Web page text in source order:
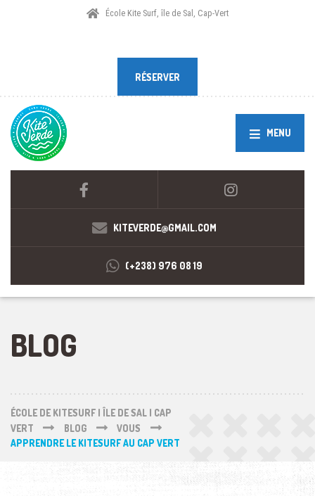
École Kite Surf, île de Sal, Cap-Vert
RÉSERVER
MENU
KITEVERDE@GMAIL.COM
(+238) 976 08 19
BLOG
ÉCOLE DE KITESURF | ÎLE DE SAL | CAP
VERT
BLOG
VOUS
APPRENDRE LE KITESURF AU CAP VERT